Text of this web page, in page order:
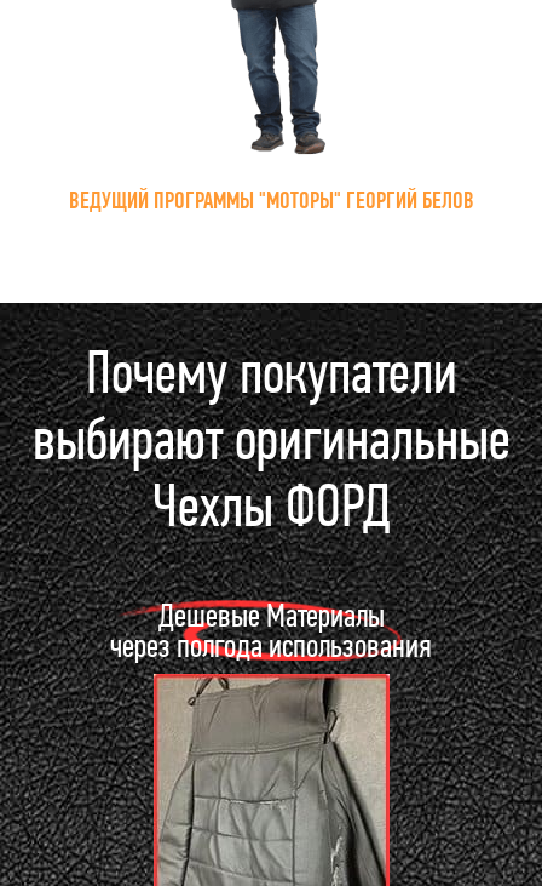
ВЕДУЩИЙ ПРОГРАММЫ "МОТОРЫ" ГЕОРГИЙ БЕЛОВ
Почему покупатели
выбирают оригинальные
Чехлы ФОРД
Дешевые Материалы
через полгода использования